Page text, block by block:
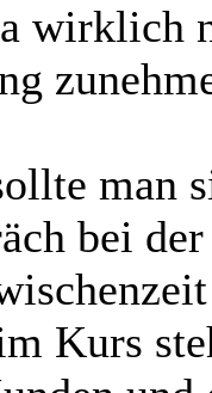
wirklich
man
bei
Kurs